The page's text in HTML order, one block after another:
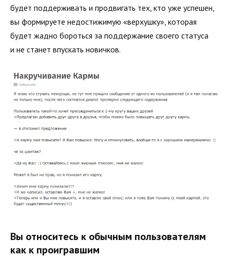
будет поддерживать и продвигать тех, кто уже успешен,
вы формируете недостижимую «верхушку», которая
будет жадно бороться за поддержание своего статуса
и не станет впускать новичков.
Вы относитесь к обычным пользователям
как к проигравшим